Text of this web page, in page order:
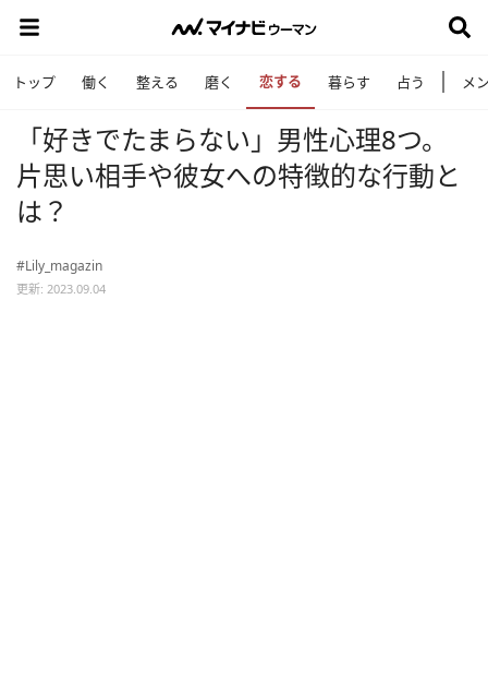
トップ 働く 整える 磨く 恋する 暮らす 占う メ
「好きでたまらない」男性心理8つ。
片思い相手や彼女への特徴的な行動と
は？
#Lily_magazin
更新: 2023.09.04